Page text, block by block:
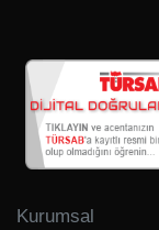
Kurumsal